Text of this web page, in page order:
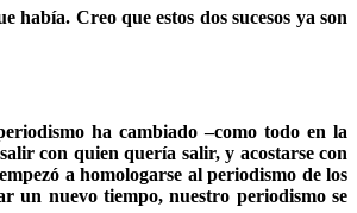
Creo que estos dos sucesos ya son
ha cambiado –como todo en la
con quien quería salir, y acostarse con
a homologarse al periodismo de los
un nuevo tiempo, nuestro periodismo se